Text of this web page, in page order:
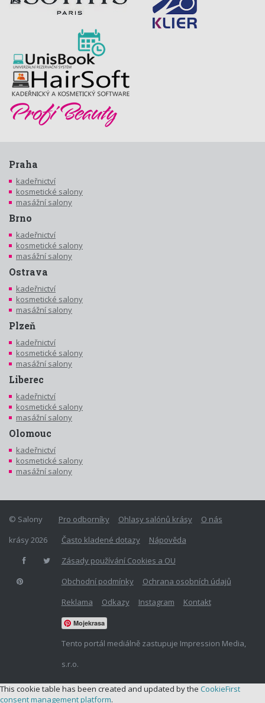
Praha
kadeřnictví
kosmetické salony
masážní salony
Brno
kadeřnictví
kosmetické salony
masážní salony
Ostrava
kadeřnictví
kosmetické salony
masážní salony
Plzeň
kadeřnictví
kosmetické salony
masážní salony
Liberec
kadeřnictví
kosmetické salony
masážní salony
Olomouc
kadeřnictví
kosmetické salony
masážní salony
Pro odborníky Ohlasy salónů krásy
O nás
Často kladené dotazy
Nápověda
Zásady používání Cookies a OU
Obchodní podmínky
Ochrana osobních údajů
Reklama
Odkazy Instagram Kontakt
Mojekrasa
Tento portál mediálně zastupuje Impression Media,
s.r.o.
© Salony
krásy 2026
This cookie table has been created and updated by the CookieFirst
consent management platform.